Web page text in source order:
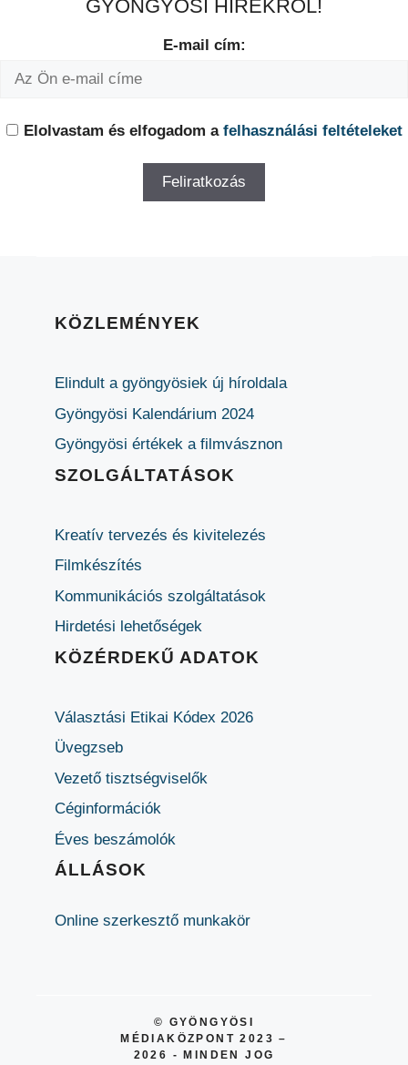
GYÖNGYÖSI HÍREKRŐL!
E-mail cím:
Elolvastam és elfogadom a felhasználási feltételeket
KÖZLEMÉNYEK
Elindult a gyöngyösiek új híroldala
Gyöngyösi Kalendárium 2024
Gyöngyösi értékek a filmvásznon
SZOLGÁLTATÁSOK
Kreatív tervezés és kivitelezés
Filmkészítés
Kommunikációs szolgáltatások
Hirdetési lehetőségek
KÖZÉRDEKŰ ADATOK
Választási Etikai Kódex 2026
Üvegzseb
Vezető tisztségviselők
Céginformációk
Éves beszámolók
ÁLLÁSOK
Online szerkesztő munkakör
© GYÖNGYÖSI
MÉDIAKÖZPONT 2023 –
2026 - MINDEN JOG